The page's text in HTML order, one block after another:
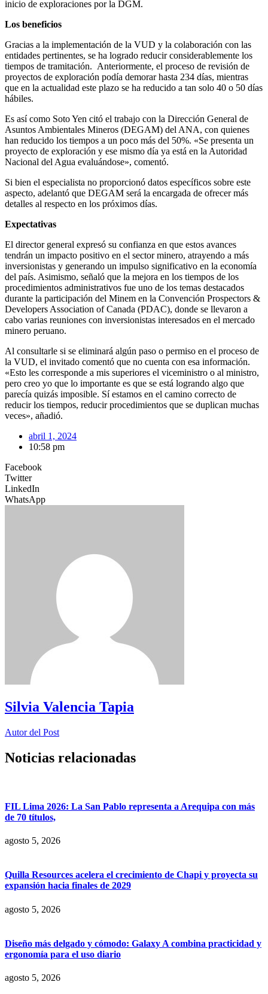
inicio de exploraciones por la DGM.
Los beneficios
Gracias a la implementación de la VUD y la colaboración con las
entidades pertinentes, se ha logrado reducir considerablemente los
tiempos de tramitación. Anteriormente, el proceso de revisión de
proyectos de exploración podía demorar hasta 234 días, mientras
que en la actualidad este plazo se ha reducido a tan solo 40 o 50 días
hábiles.
Es así como Soto Yen citó el trabajo con la Dirección General de
Asuntos Ambientales Mineros (DEGAM) del ANA, con quienes
han reducido los tiempos a un poco más del 50%. «Se presenta un
proyecto de exploración y ese mismo día ya está en la Autoridad
Nacional del Agua evaluándose», comentó.
Si bien el especialista no proporcionó datos específicos sobre este
aspecto, adelantó que DEGAM será la encargada de ofrecer más
detalles al respecto en los próximos días.
Expectativas
El director general expresó su confianza en que estos avances
tendrán un impacto positivo en el sector minero, atrayendo a más
inversionistas y generando un impulso significativo en la economía
del país. Asimismo, señaló que la mejora en los tiempos de los
procedimientos administrativos fue uno de los temas destacados
durante la participación del Minem en la Convención Prospectors &
Developers Association of Canada (PDAC), donde se llevaron a
cabo varias reuniones con inversionistas interesados en el mercado
minero peruano.
Al consultarle si se eliminará algún paso o permiso en el proceso de
la VUD, el invitado comentó que no cuenta con esa información.
«Esto les corresponde a mis superiores el viceministro o al ministro,
pero creo yo que lo importante es que se está logrando algo que
parecía quizás imposible. Sí estamos en el camino correcto de
reducir los tiempos, reducir procedimientos que se duplican muchas
veces», añadió.
abril 1, 2024
10:58 pm
Facebook
Twitter
LinkedIn
WhatsApp
Silvia Valencia Tapia
Autor del Post
Noticias relacionadas
FIL Lima 2026: La San Pablo representa a Arequipa con más
de 70 títulos,
agosto 5, 2026
Quilla Resources acelera el crecimiento de Chapi y proyecta su
expansión hacia finales de 2029
agosto 5, 2026
Diseño más delgado y cómodo: Galaxy A combina practicidad y
ergonomía para el uso diario
agosto 5, 2026